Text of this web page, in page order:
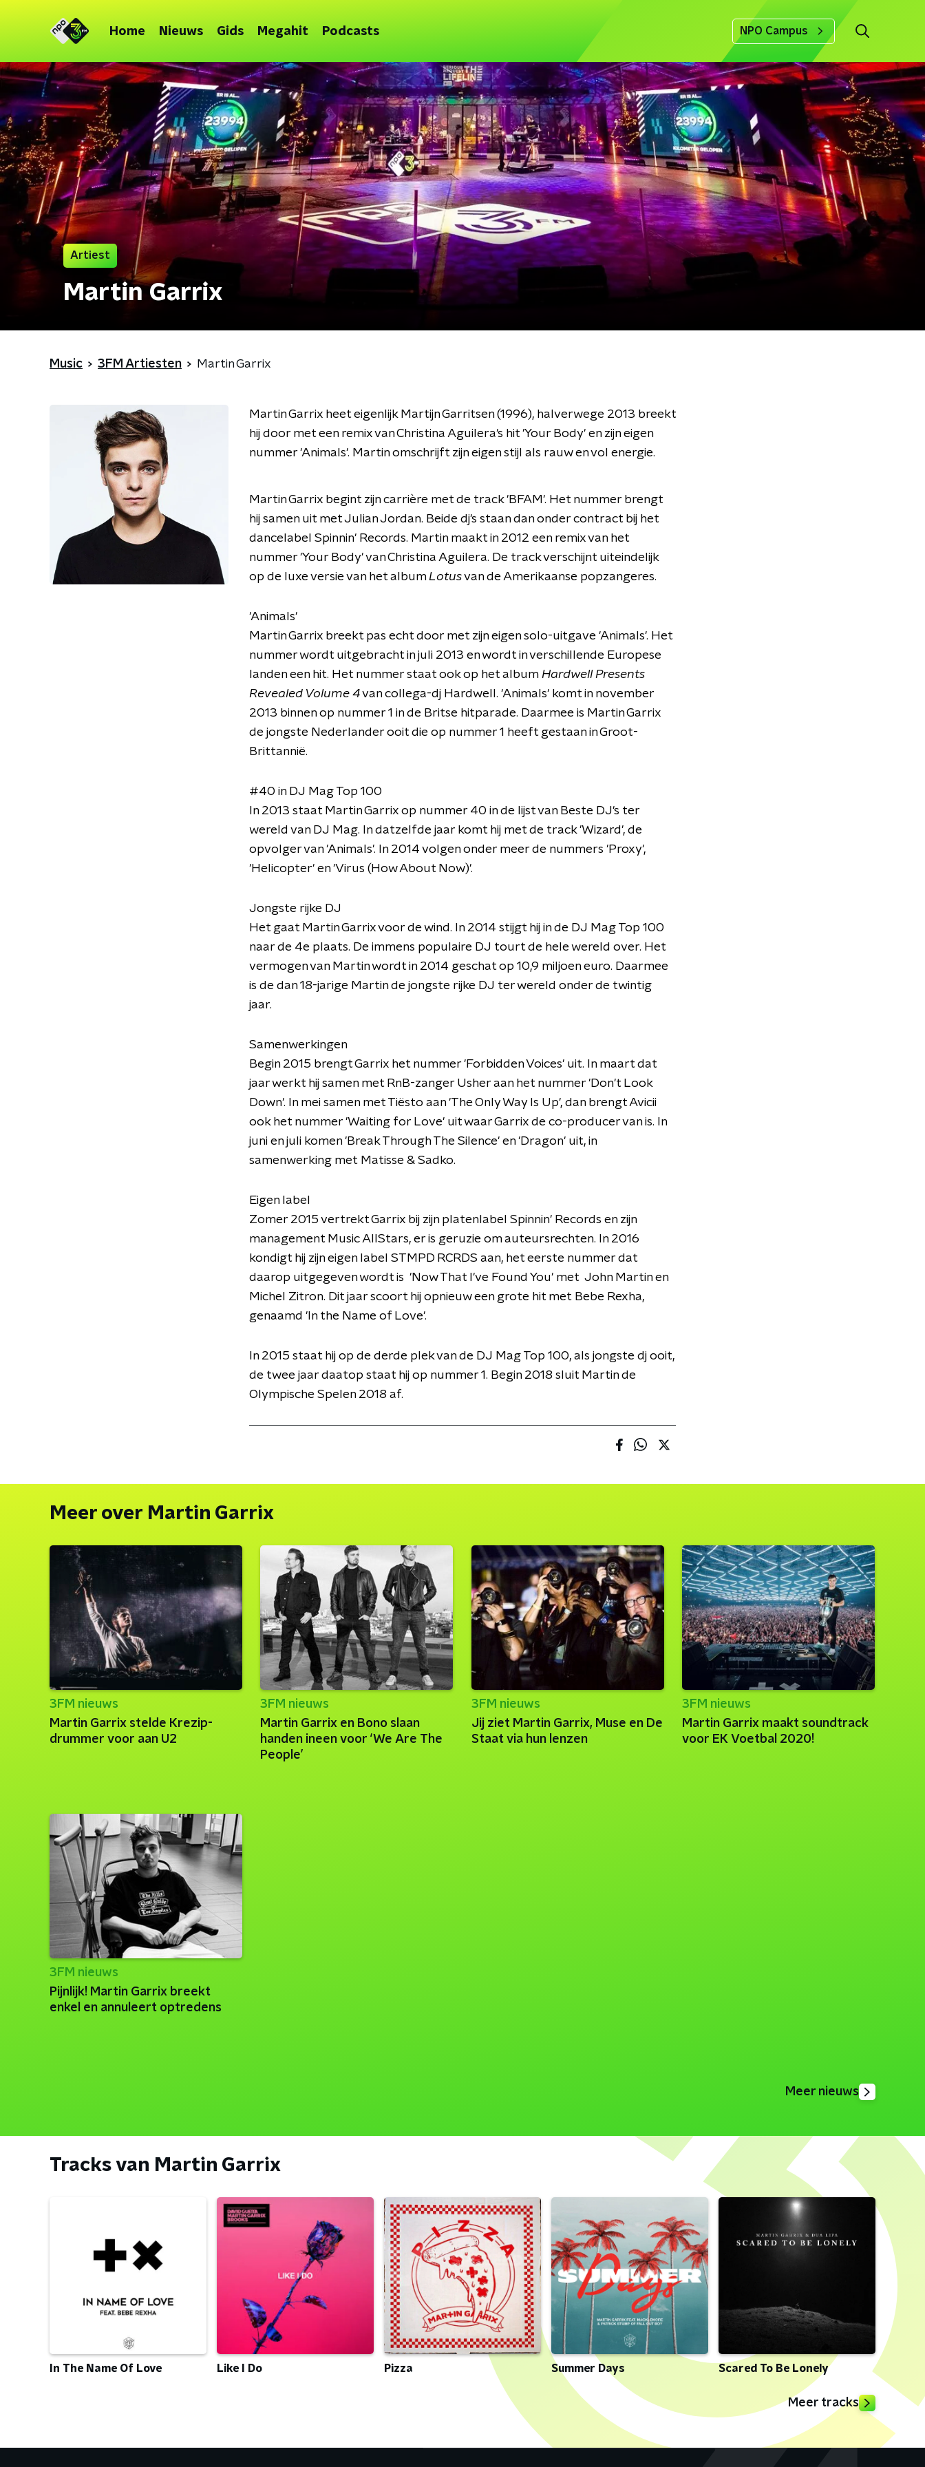
Home Nieuws Gids Megahit Podcasts NPO Campus
Artiest
Martin Garrix
Music 3FM Artiesten Martin Garrix
Martin Garrix heet eigenlijk Martijn Garritsen (1996), halverwege 2013 breekt
hij door met een remix van Christina Aguilera's hit 'Your Body' en zijn eigen
nummer 'Animals'. Martin omschrijft zijn eigen stijl als rauw en vol energie.
Martin Garrix begint zijn carrière met de track 'BFAM'. Het nummer brengt
hij samen uit met Julian Jordan. Beide dj's staan dan onder contract bij het
dancelabel Spinnin' Records. Martin maakt in 2012 een remix van het
nummer 'Your Body' van Christina Aguilera. De track verschijnt uiteindelijk
op de luxe versie van het albumLotusvan de Amerikaanse popzangeres.
'Animals'
Martin Garrix breekt pas echt door met zijn eigen solo-uitgave 'Animals'. Het
nummer wordt uitgebracht in juli 2013 en wordt in verschillende Europese
landen een hit. Het nummer staat ook op het album Hardwell Presents
Revealed Volume 4van collega-dj Hardwell. 'Animals' komt in november
2013 binnen op nummer 1 in de Britse hitparade. Daarmee is Martin Garrix
de jongste Nederlander ooit die op nummer 1 heeft gestaan in Groot-
Brittannië.
#40 in DJ Mag Top 100
In 2013 staat Martin Garrix op nummer 40 in de lijst van Beste DJ's ter
wereld van DJ Mag. In datzelfde jaar komt hij met de track 'Wizard', de
opvolger van 'Animals'. In 2014 volgen onder meer de nummers 'Proxy',
'Helicopter' en 'Virus (How About Now)'.
Jongste rijke DJ
Het gaat Martin Garrix voor de wind. In 2014 stijgt hij in de DJ Mag Top 100
naar de 4e plaats. De immens populaire DJ tourt de hele wereld over. Het
vermogen van Martin wordt in 2014 geschat op 10,9 miljoen euro. Daarmee
is de dan 18-jarige Martin de jongste rijke DJ ter wereld onder de twintig
jaar.
Samenwerkingen
Begin 2015 brengt Garrix het nummer 'Forbidden Voices' uit. In maart dat
jaar werkt hij samen met RnB-zanger Usher aan het nummer 'Don't Look
Down'. In mei samen met Tiësto aan 'The Only Way Is Up', dan brengt Avicii
ook het nummer 'Waiting for Love' uit waar Garrix de co-producer van is. In
juni en juli komen 'Break Through The Silence' en 'Dragon' uit, in
samenwerking met Matisse & Sadko.
Eigen label
Zomer 2015 vertrekt Garrix bij zijn platenlabel Spinnin' Records en zijn
management Music AllStars, er is geruzie om auteursrechten. In 2016
kondigt hij zijn eigen label STMPD RCRDS aan, het eerste nummer dat
daarop uitgegeven wordt is 'Now That I've Found You' met John Martin en
Michel Zitron. Dit jaar scoort hij opnieuw een grote hit met Bebe Rexha,
genaamd 'In the Name of Love'.
In 2015 staat hij op de derde plek van de DJ Mag Top 100, als jongste dj ooit,
de twee jaar daatop staat hij op nummer 1. Begin 2018 sluit Martin de
Olympische Spelen 2018 af.
Meer over Martin Garrix
3FM nieuws
Martin Garrix stelde Krezip-
drummer voor aan U2
3FM nieuws
Martin Garrix en Bono slaan
handen ineen voor ‘We Are The
People’
3FM nieuws
Jij ziet Martin Garrix, Muse en De
Staat via hun lenzen
3FM nieuws
Martin Garrix maakt soundtrack
voor EK Voetbal 2020!
3FM nieuws
Pijnlijk! Martin Garrix breekt
enkel en annuleert optredens
Meer nieuws
Tracks van Martin Garrix
In The Name Of Love Like I Do Pizza Summer Days Scared To Be Lonely
Meer tracks